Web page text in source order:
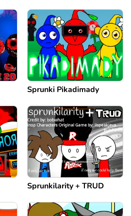
Sprunki Pikadimady
Sprunkilarity + TRUD